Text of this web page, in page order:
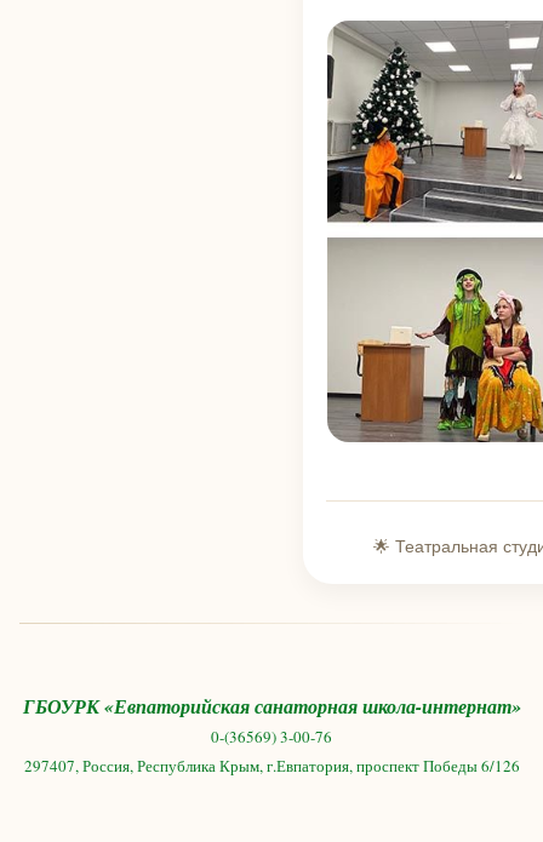
🌟 Театральная
ГБОУРК «Евпаторийская санаторная школа-интернат»
0-(36569) 3-00-76
297407, Россия, Республика Крым, г.Евпатория, проспект Победы 6/126